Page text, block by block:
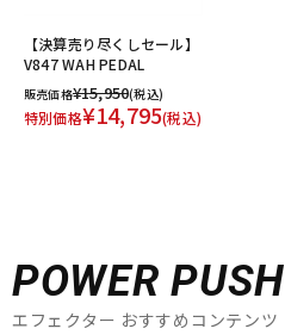
【決算売り尽くしセール】
V847 WAH PEDAL
販売価格¥15,950(税込)
特別価格¥14,795(税込)
POWER PUSH
エフェクター おすすめコンテンツ